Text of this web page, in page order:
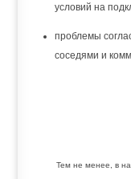
условий на
проблемы
соседями и
Тем не менее, в